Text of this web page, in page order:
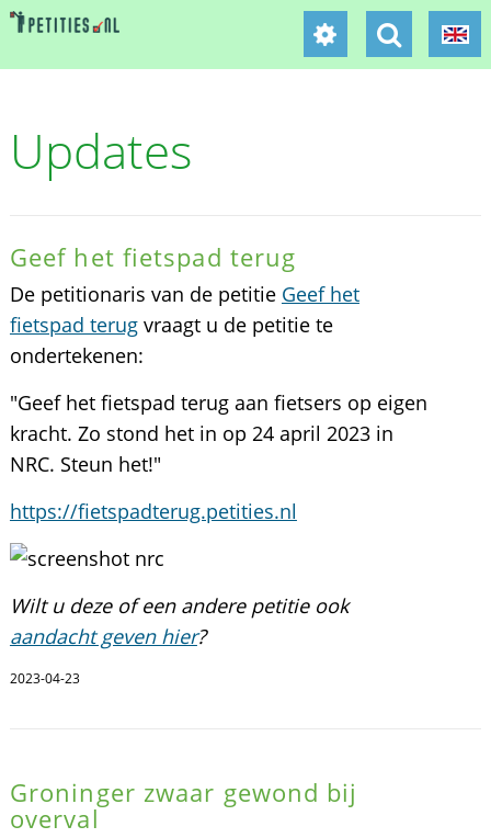
Updates
Geef het fietspad terug
De petitionaris van de petitie Geef het
fietspad terugvraagt u de petitie te
ondertekenen:
"Geef het fietspad terug aan fietsers op eigen
kracht. Zo stond het in op 24 april 2023 in
NRC. Steun het!"
https://fietspadterug.petities.nl
Wilt u deze of een andere petitie ook
aandacht geven hier?
2023-04-23
Groninger zwaar gewond bij
overval